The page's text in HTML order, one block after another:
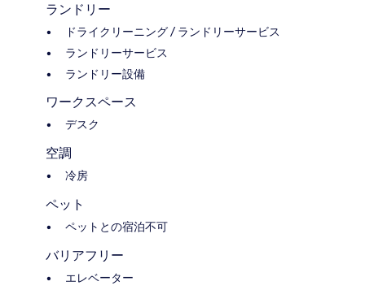
ランドリー
ドライクリーニング / ランドリーサービス
ランドリーサービス
ランドリー設備
ワークスペース
デスク
空調
冷房
ペット
ペットとの宿泊不可
バリアフリー
エレベーター